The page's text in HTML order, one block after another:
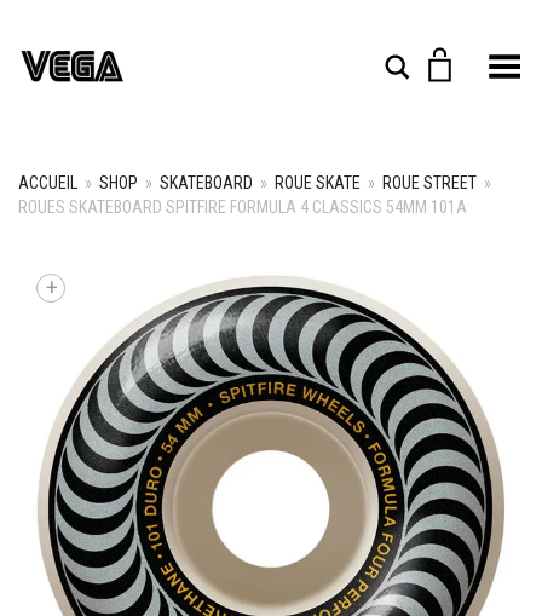
Rechercher
Toggle Menu
ACCUEIL » SHOP » SKATEBOARD » ROUE SKATE » ROUE STREET »
ROUES SKATEBOARD SPITFIRE FORMULA 4 CLASSICS 54MM 101A
+